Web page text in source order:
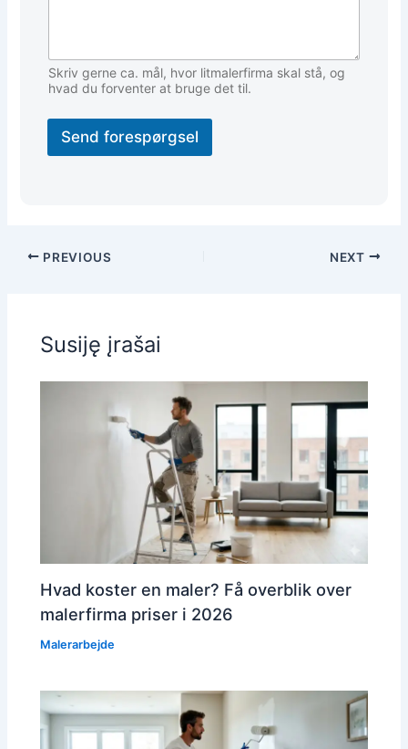
Skriv gerne ca. mål, hvor litmalerfirma skal stå, og
hvad du forventer at bruge det til.
Send forespørgsel
PREVIOUS NEXT
Susiję įrašai
Hvad koster en maler? Få overblik over
malerfirma priser i 2026
Malerarbejde